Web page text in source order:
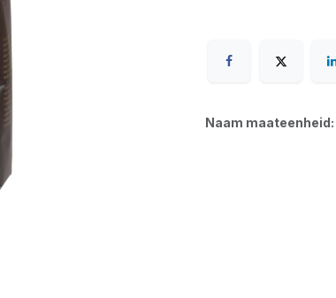
Naam maateenheid: